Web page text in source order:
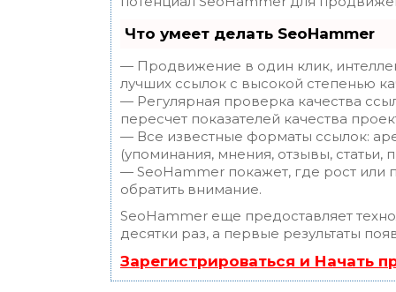
Что умеет делать SeoHammer
— Продвижение в один клик,
лучших ссылок с высокой степенью
— Регулярная проверка качества
пересчет показателей качества
— Все известные форматы ссылок:
(упоминания, мнения, отзывы, статьи,
— SeoHammer покажет, где рост или
обратить внимание.
SeoHammer еще предоставляет
десятки раз, а первые результаты
Зарегистрироваться и Начать